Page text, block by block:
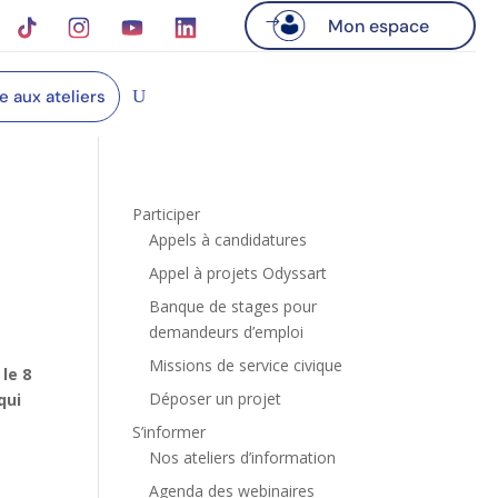
Mon espace
aux ateliers
le 8
Participer
Appels à candidatures
Appel à projets Odyssart
Banque de stages pour
demandeurs d’emploi
Missions de service civique
Déposer un projet
S’informer
Nos ateliers d’information
Agenda des webinaires